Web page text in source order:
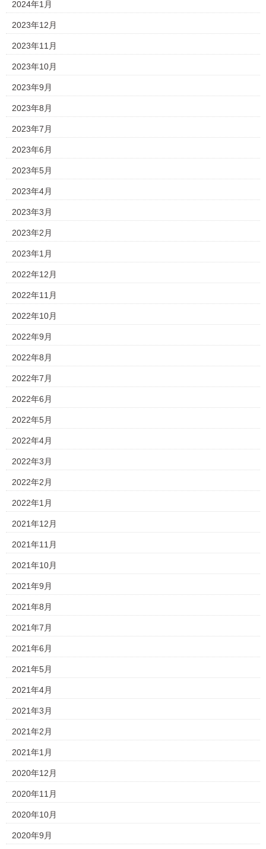
2024年1月
2023年12月
2023年11月
2023年10月
2023年9月
2023年8月
2023年7月
2023年6月
2023年5月
2023年4月
2023年3月
2023年2月
2023年1月
2022年12月
2022年11月
2022年10月
2022年9月
2022年8月
2022年7月
2022年6月
2022年5月
2022年4月
2022年3月
2022年2月
2022年1月
2021年12月
2021年11月
2021年10月
2021年9月
2021年8月
2021年7月
2021年6月
2021年5月
2021年4月
2021年3月
2021年2月
2021年1月
2020年12月
2020年11月
2020年10月
2020年9月